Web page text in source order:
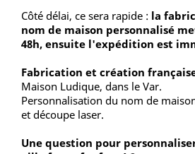
Côté délai, ce sera rapide : la
nom de maison personnalisé
48h, ensuite l'expédition est
Fabrication et création
Maison Ludique, dans le Var.
Personnalisation du nom de
et découpe laser.
Une question pour